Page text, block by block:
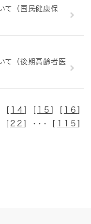
て（国民健康保
て（後期高齢者医
14 15 16
22 ] ･･･ [ 115